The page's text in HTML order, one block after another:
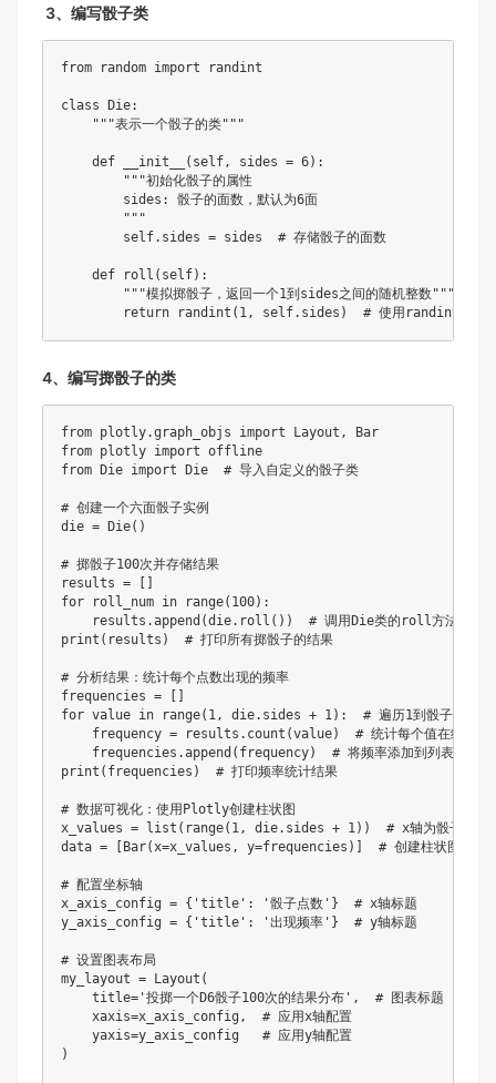
3、编写骰子类
from random import randint
class Die:
    """表示一个骰子的类"""
    def __init__(self, sides = 6):
        """初始化骰子的属性
        sides: 骰子的面数，默认为6面
        """
        self.sides = sides  # 存储骰子的面数
    def roll(self):
        """模拟掷骰子，返回一个1到sides之间的随机整数"""
return randint(1, self.sides)  # 使用randint生成
4、编写掷骰子的类
from plotly.graph_objs import Layout, Bar
from plotly import offline
from Die import Die  # 导入自定义的骰子类
# 创建一个六面骰子实例
die = Die()
# 掷骰子100次并存储结果
results = []
for roll_num in range(100):
results.append(die.roll())  # 调用Die类的roll方法获取
print(results)  # 打印所有掷骰子的结果
# 分析结果：统计每个点数出现的频率
frequencies = []
for value in range(1, die.sides + 1):  # 遍历1到骰子面数的
frequency = results.count(value)  # 统计每个值在结果中
    frequencies.append(frequency)  # 将频率添加到列表
print(frequencies)  # 打印频率统计结果
# 数据可视化：使用Plotly创建柱状图
x_values = list(range(1, die.sides + 1))  # x轴为骰子的各
data = [Bar(x=x_values, y=frequencies)]  # 创建柱状图数据
# 配置坐标轴
x_axis_config = {'title': '骰子点数'}  # x轴标题
y_axis_config = {'title': '出现频率'}  # y轴标题
# 设置图表布局
my_layout = Layout(
    title='投掷一个D6骰子100次的结果分布',  # 图表标题
    xaxis=x_axis_config,  # 应用x轴配置
    yaxis=y_axis_config   # 应用y轴配置
)